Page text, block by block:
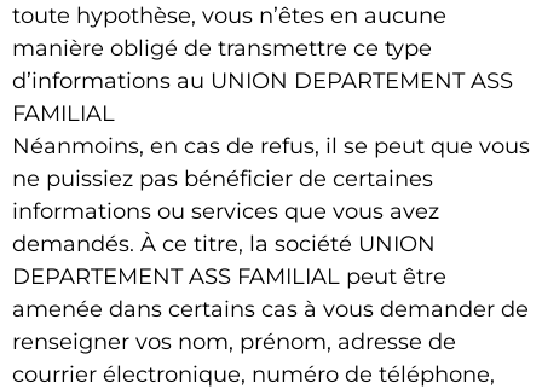
toute hypothèse, vous n’êtes en aucune
manière obligé de transmettre ce type
d’informations au UNION DEPARTEMENT ASS
FAMILIAL
Néanmoins, en cas de refus, il se peut que vous
ne puissiez pas bénéficier de certaines
informations ou services que vous avez
demandés. À ce titre, la société UNION
DEPARTEMENT ASS FAMILIAL peut être
amenée dans certains cas à vous demander de
renseigner vos nom, prénom, adresse de
courrier électronique, numéro de téléphone,